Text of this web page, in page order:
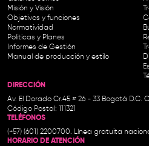
Misión y Visión
Objetivos y funciones
Normatividad
Políticas y Planes
Informes de Gestión
Manual de producción y estilo
DIRECCIÓN
Av. El Dorado Cr.45 # 26 - 33 Bogotá D.C.
Código Postal: 111321
TELÉFONOS
(+57) (601) 2200700. Línea gratuita
HORARIO DE ATENCIÓN